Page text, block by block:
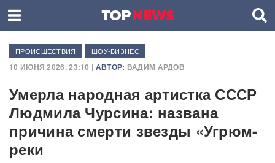
ПРОИСШЕСТВИЯ ШОУ-БИЗНЕС
10 ИЮНЯ 2026, 23:10 | АВТОР: ВАДИМ АРДОВ
Умерла народная артистка СССР
Людмила Чурсина: названа
причина смерти звезды «Угрюм-
реки